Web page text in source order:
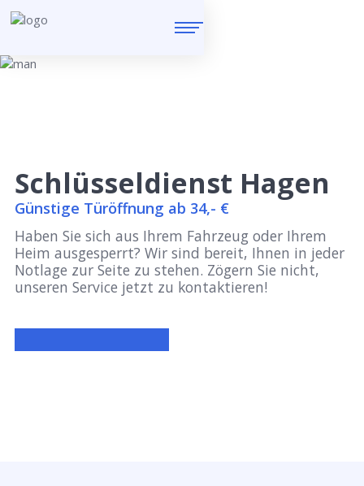
Schlüsseldienst Hagen
Günstige Türöffnung ab 34,- €
Haben Sie sich aus Ihrem Fahrzeug oder Ihrem
Heim ausgesperrt? Wir sind bereit, Ihnen in jeder
Notlage zur Seite zu stehen. Zögern Sie nicht,
unseren Service jetzt zu kontaktieren!